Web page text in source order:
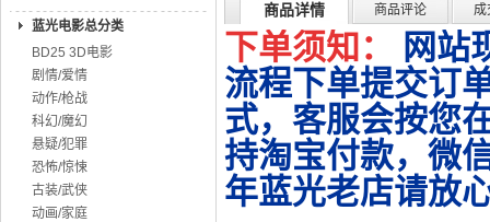
蓝光电影总分类
BD25 3D电影
剧情/爱情
动作/枪战
科幻/魔幻
悬疑/犯罪
恐怖/惊悚
古装/武侠
动画/家庭
商品详情 商品评论 成
下单须知：
网站
流程下单提交订
式，客服会按您
持淘宝付款，微
年蓝光老店请放